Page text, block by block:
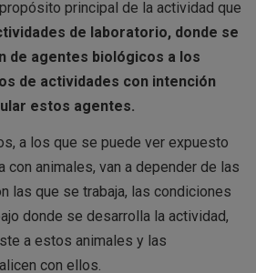
principal de la actividad que
de laboratorio, donde se
de agentes biológicos a los
de actividades con intención
estos agentes.
a los que se puede ver expuesto
con animales, van a depender de las
las que se trabaja, las condiciones
donde se desarrolla la actividad,
a estos animales y las
con ellos.